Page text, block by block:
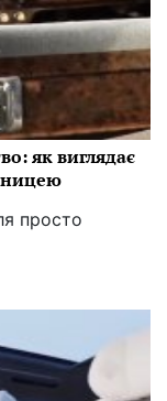
як виглядає
просто